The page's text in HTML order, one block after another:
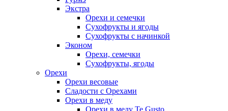
Экстра
Орехи и семечки
Сухофрукты и ягоды
Сухофрукты с начинкой
Эконом
Орехи, семечки
Сухофрукты, ягоды
Орехи
Орехи весовые
Сладости с Орехами
Орехи в меду
Орехи в меду Te Gusto